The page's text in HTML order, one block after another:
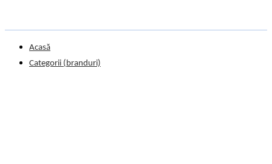
Acasă
Categorii (branduri)